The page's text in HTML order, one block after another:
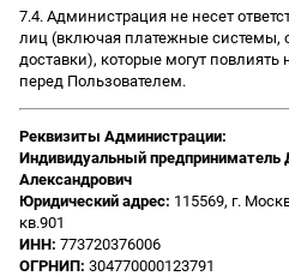
7.4. Администрация не несет
лиц (включая платежные системы,
доставки), которые могут
перед Пользователем.
Реквизиты Администрации:
Индивидуальный предприниматель
Александрович
Юридический адрес: 115569, г.
кв.901
ИНН: 773720376006
ОГРНИП: 304770000123791